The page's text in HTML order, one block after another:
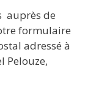
auprès de
formulaire
adressé à
Pelouze,